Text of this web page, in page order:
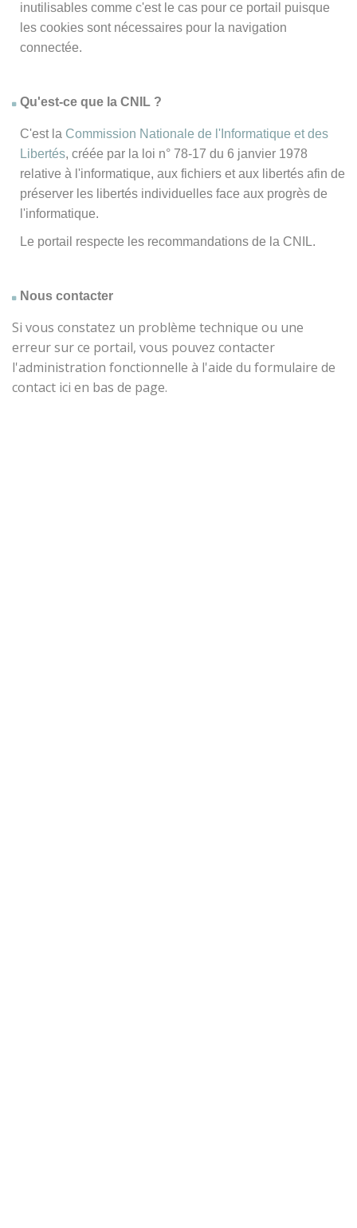
inutilisables comme c'est le cas pour ce portail puisque
les cookies sont nécessaires pour la navigation
connectée.
Qu'est-ce que la CNIL ?
C'est la Commission Nationale de l'Informatique et des
Libertés, créée par la loi n° 78-17 du 6 janvier 1978
relative à l'informatique, aux fichiers et aux libertés afin de
préserver les libertés individuelles face aux progrès de
l'informatique.
Le portail respecte les recommandations de la CNIL.
Nous contacter
Si vous constatez un problème technique ou une
erreur sur ce portail, vous pouvez contacter
l'administration fonctionnelle à l'aide du formulaire de
contact ici en bas de page.